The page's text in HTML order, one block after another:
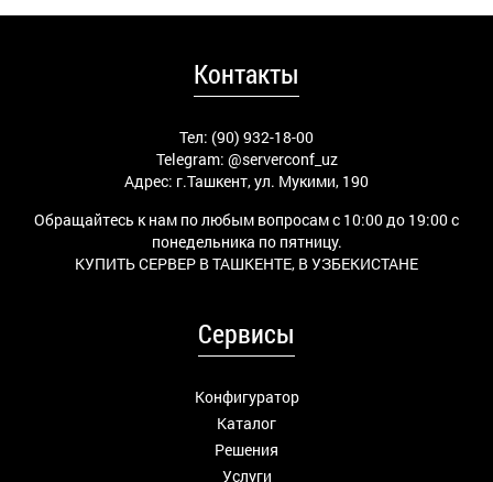
Контакты
Тел: (90) 932-18-00
Telegram: @serverconf_uz
Адрес: г.Ташкент, ул. Мукими, 190
Обращайтесь к нам по любым вопросам с 10:00 до 19:00 с
понедельника по пятницу.
КУПИТЬ СЕРВЕР В ТАШКЕНТЕ, В УЗБЕКИСТАНЕ
Сервисы
Конфигуратор
Каталог
Решения
Услуги